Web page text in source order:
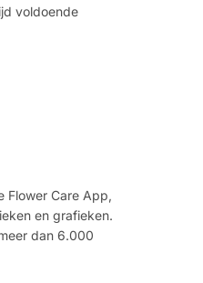
voldoende
Flower Care App,
en grafieken.
dan 6.000